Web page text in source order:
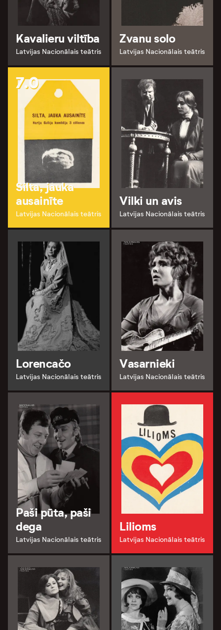
Kavalieru viltība
Latvijas Nacionālais teātris
Zvanu solo
Latvijas Nacionālais teātris
7.0
Silta, jauka
ausainīte
Latvijas Nacionālais teātris
Vilki un avis
Latvijas Nacionālais teātris
Lorencačo
Latvijas Nacionālais teātris
Vasarnieki
Latvijas Nacionālais teātris
Paši pūta, paši
dega
Latvijas Nacionālais teātris
Lilioms
Latvijas Nacionālais teātris